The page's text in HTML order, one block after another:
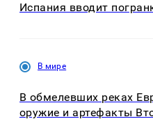
Испания вводит
В мире
В обмелевших реках
оружие и артефакты